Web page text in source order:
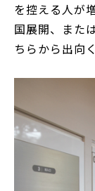
を控える人が
国展開、また
ちらから出向